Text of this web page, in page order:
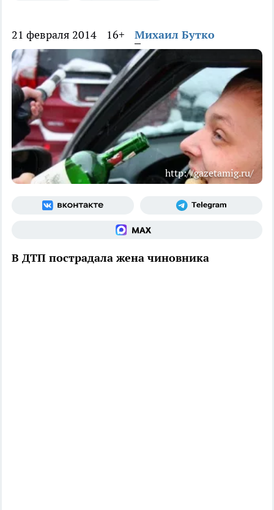
21 февраля 2014 16+ Михаил Бутко
http://gazetamig.ru/
В ДТП пострадала жена чиновника